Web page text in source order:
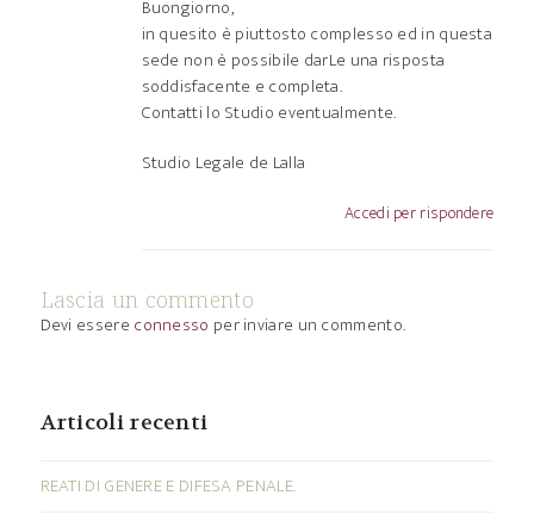
Buongiorno,
in quesito è piuttosto complesso ed in questa
sede non è possibile darLe una risposta
soddisfacente e completa.
Contatti lo Studio eventualmente.
Studio Legale de Lalla
Accedi per rispondere
Lascia un commento
Devi essere connesso per inviare un commento.
Articoli recenti
REATI DI GENERE E DIFESA PENALE.